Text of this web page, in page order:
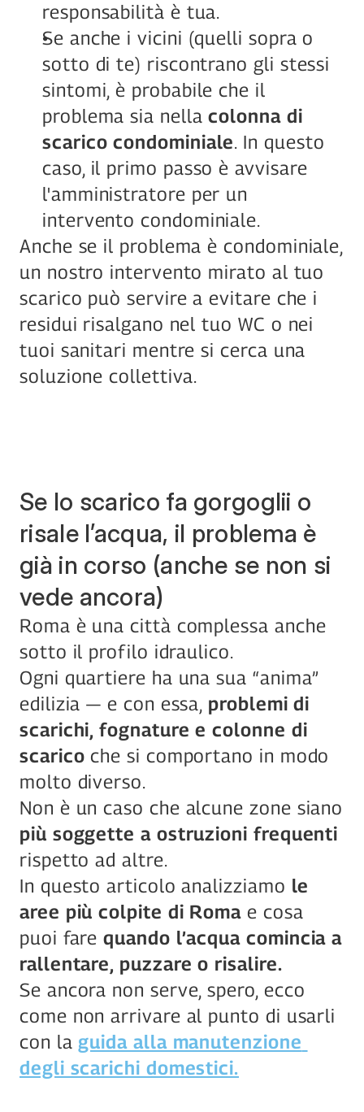
responsabilità è tua.
Se anche i vicini (quelli sopra o
sotto di te) riscontrano gli stessi
sintomi, è probabile che il
problema sia nella colonna di
scarico condominiale. In questo
caso, il primo passo è avvisare
l'amministratore per un
intervento condominiale.
Anche se il problema è condominiale,
un nostro intervento mirato al tuo
scarico può servire a evitare che i
residui risalgano nel tuo WC o nei
tuoi sanitari mentre si cerca una
soluzione collettiva.
Se lo scarico fa gorgoglii o
risale l’acqua, il problema è
già in corso (anche se non si
vede ancora)
Roma è una città complessa anche
sotto il profilo idraulico.
Ogni quartiere ha una sua “anima”
edilizia — e con essa, problemi di
scarichi, fognature e colonne di
scarico che si comportano in modo
molto diverso.
più soggette a ostruzioni frequenti
rispetto ad altre.
In questo articolo analizziamo le
aree più colpite di Roma e cosa
puoi fare quando l’acqua comincia a
rallentare, puzzare o risalire.
Se ancora non serve, spero, ecco
come non arrivare al punto di usarli
con la guida alla manutenzione
degli scarichi domestici.